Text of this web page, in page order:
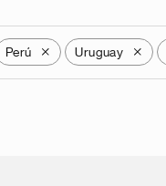
Perú X Uruguay X